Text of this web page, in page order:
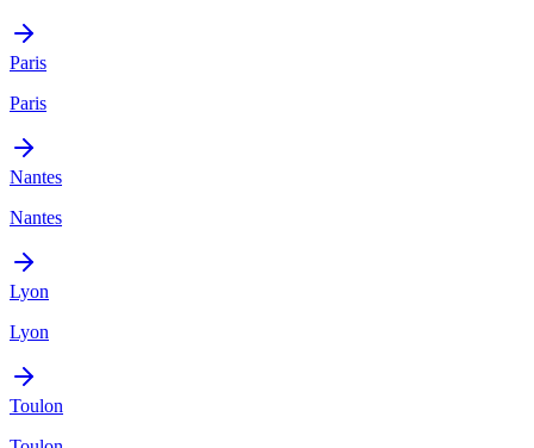
Paris
Paris
Nantes
Nantes
Lyon
Lyon
Toulon